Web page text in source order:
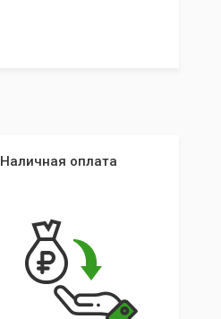
Наличная оплата